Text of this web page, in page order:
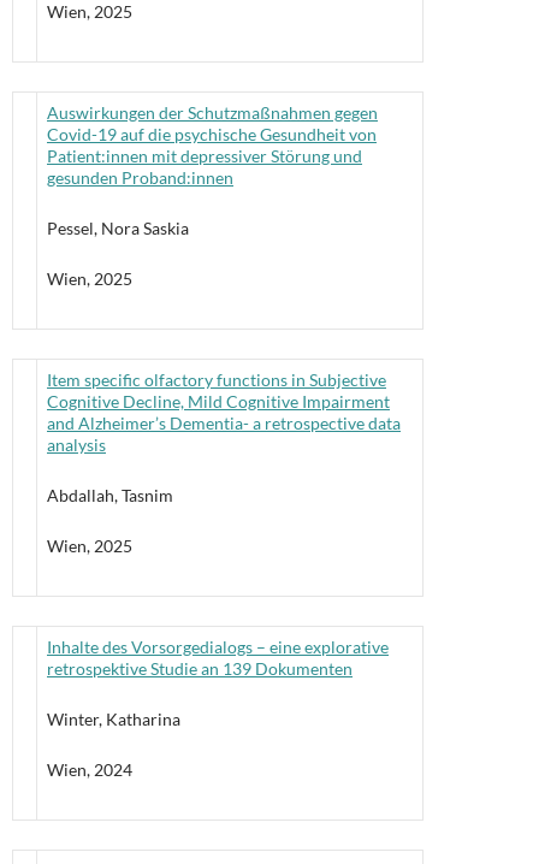
Wien, 2025
Auswirkungen der Schutzmaßnahmen gegen
Covid-19 auf die psychische Gesundheit von
Patient:innen mit depressiver Störung und
gesunden Proband:innen
Pessel, Nora Saskia
Wien, 2025
Item specific olfactory functions in Subjective
Cognitive Decline, Mild Cognitive Impairment
and Alzheimer’s Dementia- a retrospective data
analysis
Abdallah, Tasnim
Wien, 2025
Inhalte des Vorsorgedialogs – eine explorative
retrospektive Studie an 139 Dokumenten
Winter, Katharina
Wien, 2024